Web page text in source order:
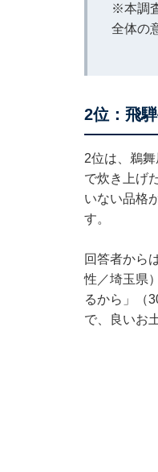
※本調
全体の
2位：飛
2位は、鵜
で炊き上げ
いない品格
す。
回答者から
性／埼玉県
るから」（
で、良いお